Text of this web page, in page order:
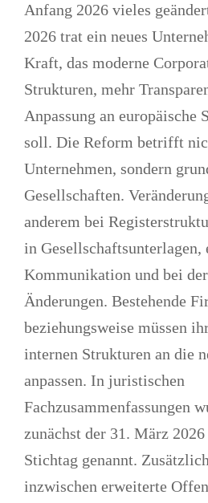
Anfang 2026 vieles
2026 trat ein neues
Kraft, das moderne
Strukturen, mehr
Anpassung an europäische
soll. Die Reform betrifft
Unternehmen, sondern
Gesellschaften.
anderem bei
in Gesellschaftsunterlagen,
Kommunikation und bei
Änderungen. Bestehende
beziehungsweise müssen
internen Strukturen an die
anpassen. In juristischen
Fachzusammenfassungen
zunächst der 31. März
Stichtag genannt.
inzwischen erweiterte